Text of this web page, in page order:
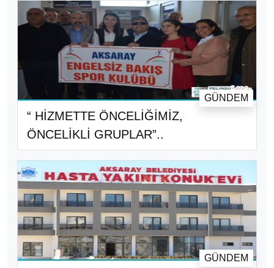
“ HİZMETTE ÖNCELİĞİMİZ,
ÖNCELİKLİ GRUPLAR”..
GÜNDEM
GÜNDEM